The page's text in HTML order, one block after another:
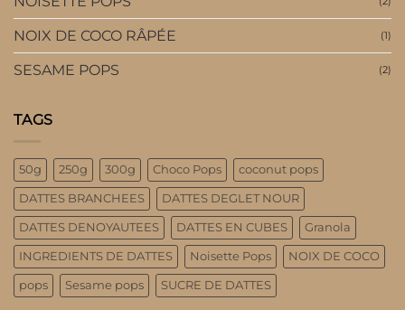
NOIX DE COCO RÂPÉE (1)
SESAME POPS (2)
TAGS
50g 250g 300g Choco Pops coconut pops
DATTES BRANCHEES DATTES DEGLET NOUR
DATTES DENOYAUTEES DATTES EN CUBES Granola
INGREDIENTS DE DATTES Noisette Pops NOIX DE COCO
pops Sesame pops SUCRE DE DATTES